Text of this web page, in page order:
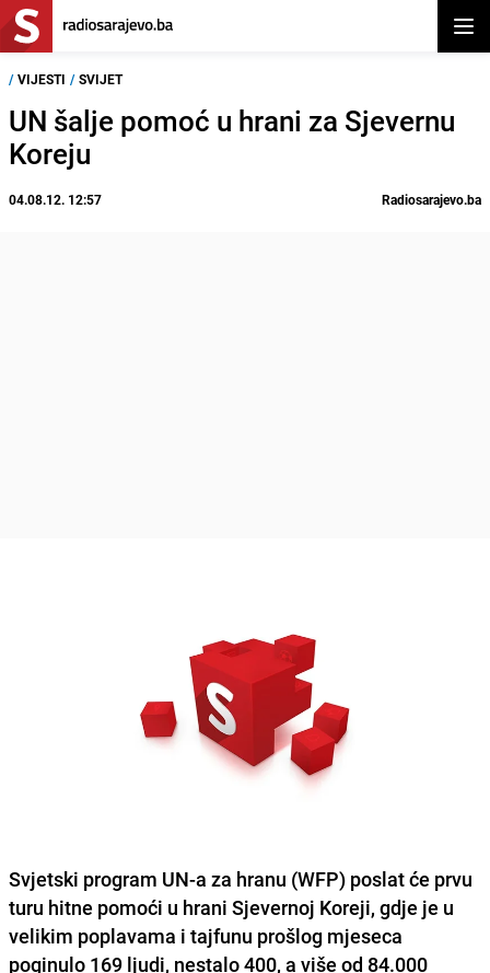
/ VIJESTI / SVIJET
UN šalje pomoć u hrani za Sjevernu
Koreju
04.08.12. 12:57 Radiosarajevo.ba
Svjetski program UN-a za hranu (WFP) poslat će prvu
turu hitne pomoći u hrani Sjevernoj Koreji, gdje je u
velikim poplavama i tajfunu prošlog mjeseca
poginulo 169 ljudi, nestalo 400, a više od 84.000